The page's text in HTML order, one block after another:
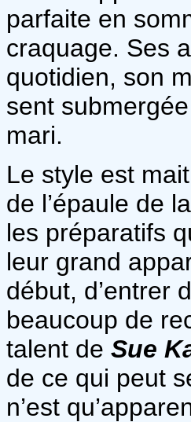
parfaite en
craquage. Ses
quotidien, son
sent
mari.
Le style est
de l’épaule de
les préparatifs
leur grand
début, d’entrer
beaucoup de
talent de Sue
de ce qui peut
n’est